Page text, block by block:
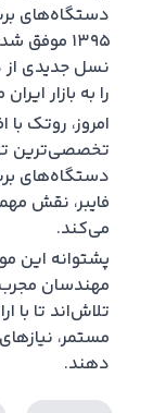
دستگاه‌های
نسل جدیدی
را به بازار
امروز، روتک
تخصصی‌ترین
دستگاه‌های
فایبر، نقش
می‌کند.
پشتوانه این
مهندسان
تلاش‌اند تا با
مستمر،
دهند.